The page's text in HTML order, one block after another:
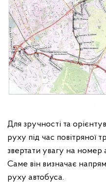
Для зручності та
руху під час повітряної
звертати увагу на номер
Саме він визначає
руху автобуса.